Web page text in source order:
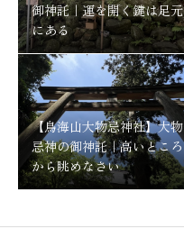
御神託｜運を開く鍵は足元
にある
【鳥海山大物忌神社】大物
忌神の御神託｜高いところ
から眺めなさい